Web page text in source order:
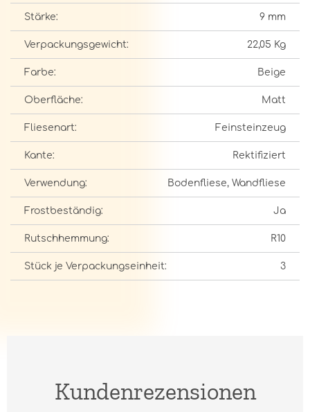
Stärke: 9 mm
Verpackungsgewicht: 22,05 Kg
Farbe: Beige
Oberfläche: Matt
Fliesenart: Feinsteinzeug
Kante: Rektifiziert
Verwendung: Bodenfliese, Wandfliese
Frostbeständig: Ja
Rutschhemmung: R10
Stück je Verpackungseinheit: 3
Kundenrezensionen